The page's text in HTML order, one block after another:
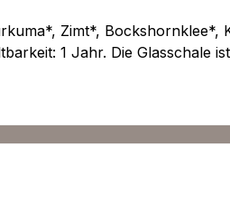
Zimt*,
1 Jahr. Die Glasschale